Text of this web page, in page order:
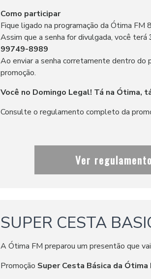
Como participar
Fique ligado na programação da Ótima FM
Assim que a senha for divulgada, você terá
99749-8989
Ao enviar a senha corretamente dentro do
promoção.
Você no Domingo Legal! Tá na Ótima,
Consulte o regulamento completo da
Ver regulamento
SUPER CESTA
A Ótima FM preparou um presentão que
Promoção Super Cesta Básica da Ótima